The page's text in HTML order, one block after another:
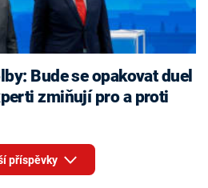
zmiňují pro a proti
příspěvky